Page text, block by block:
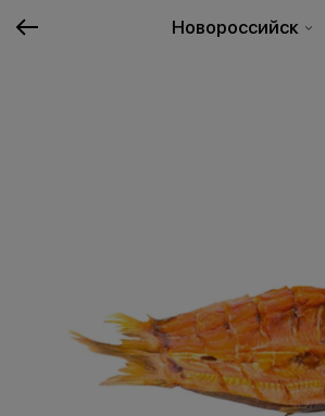
Новороссийск